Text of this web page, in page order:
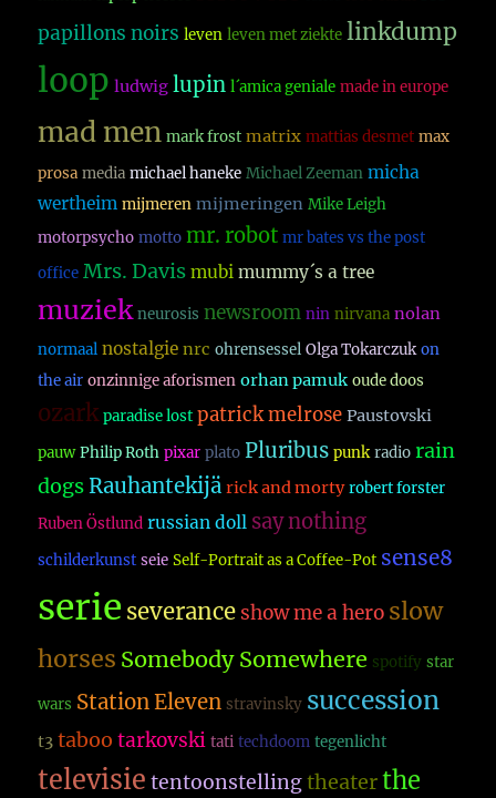
papillons noirs leven leven met ziekte linkdump
loop ludwig lupin l´amica geniale made in europe
mad men mark frost matrix mattias desmet max
prosa media michael haneke Michael Zeeman micha
wertheim mijmeren mijmeringen Mike Leigh
motorpsycho motto mr. robot mr bates vs the post
office Mrs. Davis mubi mummy´s a tree
muziek neurosis newsroom nin nirvana nolan
normaal nostalgie nrc ohrensessel Olga Tokarczuk on
the air onzinnige aforismen orhan pamuk oude doos
ozark paradise lost patrick melrose Paustovski
pauw Philip Roth pixar plato Pluribus punk radio rain
dogsRauhantekijä rick and morty robert forster
Ruben Östlund russian doll say nothing
schilderkunst seie Self-Portrait as a Coffee-Pot sense8
serie severance show me a hero slow
horses Somebody Somewhere spotify star
wars Station Eleven stravinsky succession
t3 taboo tarkovski tati techdoom tegenlicht
televisie tentoonstelling theaterthe